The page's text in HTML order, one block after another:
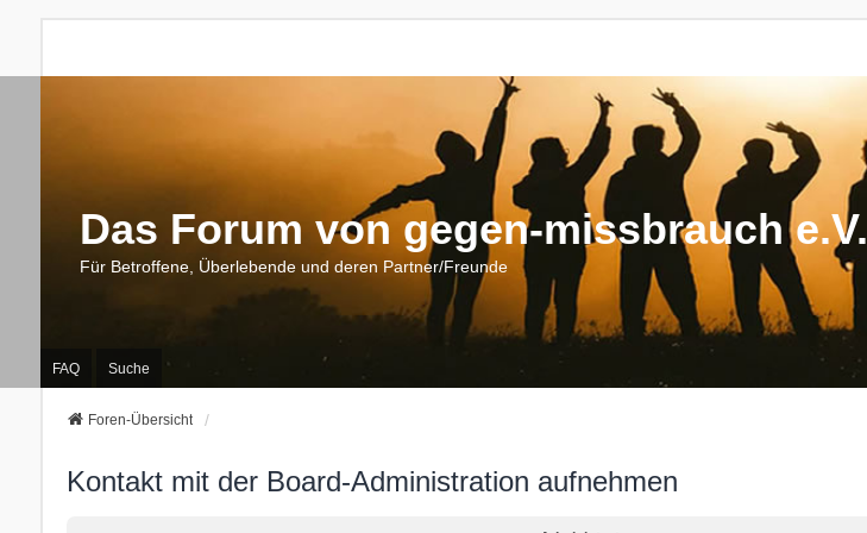
Das Forum von gegen-missbrauch e.V.
Für Betroffene, Überlebende und deren Partner/Freunde
FAQ Suche
Foren-Übersicht
Kontakt mit der Board-Administration aufnehmen